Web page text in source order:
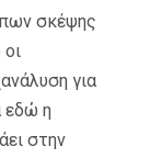
σκέψης
για
εδώ η
στην